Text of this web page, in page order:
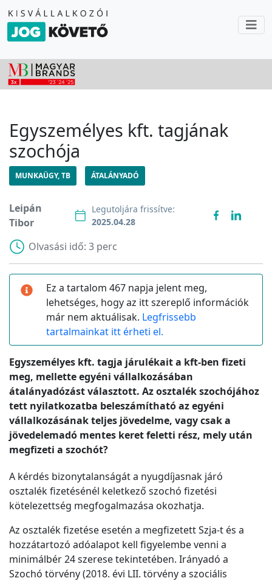
Egyszemélyes kft. tagjának
szochója
MUNKAÜGY, TB ÁTALÁNYADÓ
Leipán
Tibor
Legutoljára frissítve:
2025.04.28
Olvasási idő: 3 perc
Ez a tartalom 467 napja jelent meg,
lehetséges, hogy az itt szereplő információk
már nem aktuálisak. Legfrissebb
tartalmainkat itt érheti el.
Egyszemélyes kft. tagja járulékait a kft-ben fizeti
meg, mellette egyéni vállalkozásában
átalányadózást választott. Az osztalék szochójához
tett nyilatkozatba beleszámítható az egyéni
vállalkozásának teljes jövedelme, vagy csak a
jövedelemadó mentes keret feletti rész, mely után
megfizeti a szochót?
A kérdés bizonytalanságát a nyugdíjasnak járó
osztalék fizetésénél keletkező szochó fizetési
kötelezettség megfogalmazása okozhatja.
Az osztalék fizetése esetén a megfizetett Szja-t és a
hozzátartozó adóalapot kell figyelembe venni a
minimálbér 24 szerese tekintetében. Irányadó a
Szochó törvény (2018. évi LII. törvény a szociális